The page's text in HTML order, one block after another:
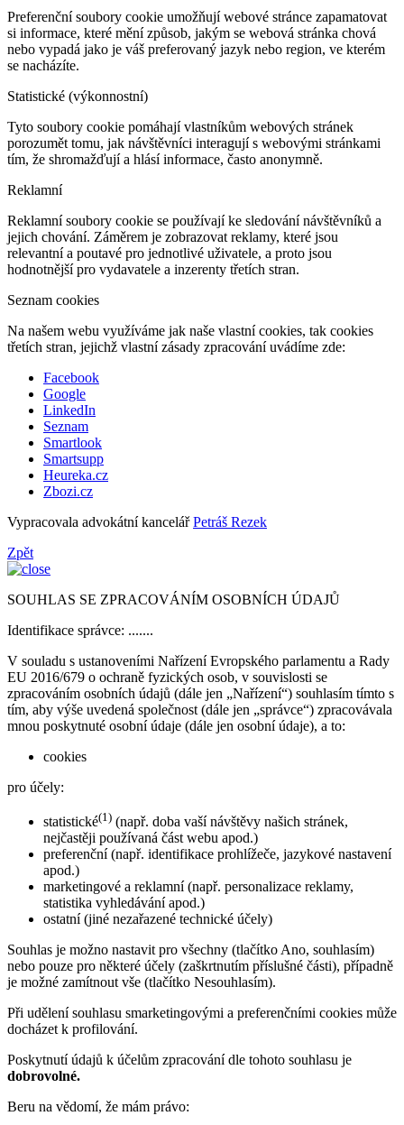
Preferenční soubory cookie umožňují webové stránce zapamatovat
si informace, které mění způsob, jakým se webová stránka chová
nebo vypadá jako je váš preferovaný jazyk nebo region, ve kterém
se nacházíte.
Statistické (výkonnostní)
Tyto soubory cookie pomáhají vlastníkům webových stránek
porozumět tomu, jak návštěvníci interagují s webovými stránkami
tím, že shromažďují a hlásí informace, často anonymně.
Reklamní
Reklamní soubory cookie se používají ke sledování návštěvníků a
jejich chování. Záměrem je zobrazovat reklamy, které jsou
relevantní a poutavé pro jednotlivé uživatele, a proto jsou
hodnotnější pro vydavatele a inzerenty třetích stran.
Seznam cookies
Na našem webu využíváme jak naše vlastní cookies, tak cookies
třetích stran, jejichž vlastní zásady zpracování uvádíme zde:
Facebook
Google
LinkedIn
Seznam
Smartlook
Smartsupp
Heureka.cz
Zbozi.cz
Vypracovala advokátní kancelářPetráš Rezek
Zpět
SOUHLAS SE ZPRACOVÁNÍM OSOBNÍCH ÚDAJŮ
Identifikace správce: .......
V souladu s ustanoveními Nařízení Evropského parlamentu a Rady
EU 2016/679 o ochraně fyzických osob, v souvislosti se
zpracováním osobních údajů (dále jen „Nařízení“) souhlasím tímto s
tím, aby výše uvedená společnost (dále jen „správce“) zpracovávala
mnou poskytnuté osobní údaje (dále jen osobní údaje), a to:
cookies
pro účely:
statistické(1) (např. doba vaší návštěvy našich stránek,
nejčastěji používaná část webu apod.)
preferenční (např. identifikace prohlížeče, jazykové nastavení
apod.)
marketingové a reklamní (např. personalizace reklamy,
statistika vyhledávání apod.)
ostatní (jiné nezařazené technické účely)
Souhlas je možno nastavit pro všechny (tlačítko Ano, souhlasím)
nebo pouze pro některé účely (zaškrtnutím příslušné části), případně
je možné zamítnout vše (tlačítko Nesouhlasím).
Při udělení souhlasu smarketingovými a preferenčními cookies může
docházet k profilování.
Poskytnutí údajů k účelům zpracování dle tohoto souhlasu je
dobrovolné.
Beru na vědomí, že mám právo: